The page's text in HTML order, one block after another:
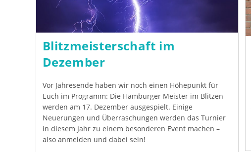
Blitzmeisterschaft im
Dezember
Vor Jahresende haben wir noch einen Höhepunkt für
Euch im Programm: Die Hamburger Meister im Blitzen
werden am 17. Dezember ausgespielt. Einige
Neuerungen und Überraschungen werden das Turnier
in diesem Jahr zu einem besonderen Event machen –
also anmelden und dabei sein!